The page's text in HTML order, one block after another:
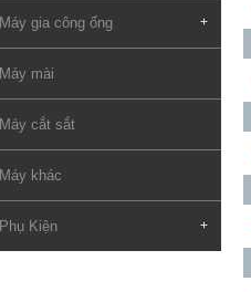
Máy gia công ống +
Máy mài
Máy cắt sắt
Máy khác
Phụ Kiện +